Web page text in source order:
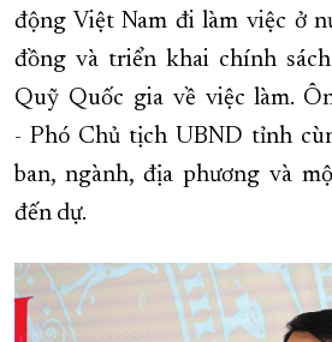
KHOẢNH KHẮC ĐẸP XỨ TRẦM
XÂY DỰNG KHÁNH HÒA TRỞ THÀNH
ĐẠI HỘI ĐẢNG CÁC CẤP TRANG CHỦ
động Việt Nam đi làm việc ở
đồng và triển khai chính
Quỹ Quốc gia về việc làm.
- Phó Chủ tịch UBND tỉnh
ban, ngành, địa phương và
đến dự.